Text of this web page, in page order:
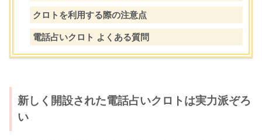
クロトを利用する際の注意点
電話占いクロト よくある質問
新しく開設された電話占いクロトは実力派ぞろ
い